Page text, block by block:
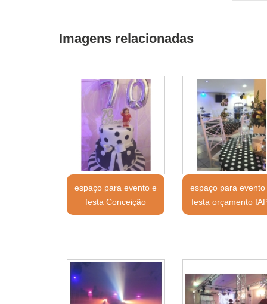
Imagens relacionadas
espaço para evento e
festa Conceição
espaço para evento
festa orçamento